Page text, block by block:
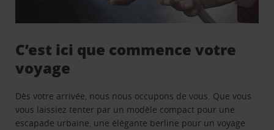
C’est ici que commence votre
voyage
Dès votre arrivée, nous nous occupons de vous. Que vous
vous laissiez tenter par un modèle compact pour une
escapade urbaine, une élégante berline pour un voyage